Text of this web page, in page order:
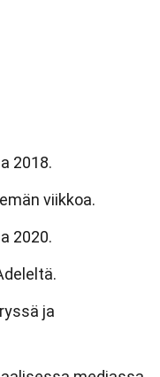
2018.
viikkoa.
2020.
ja